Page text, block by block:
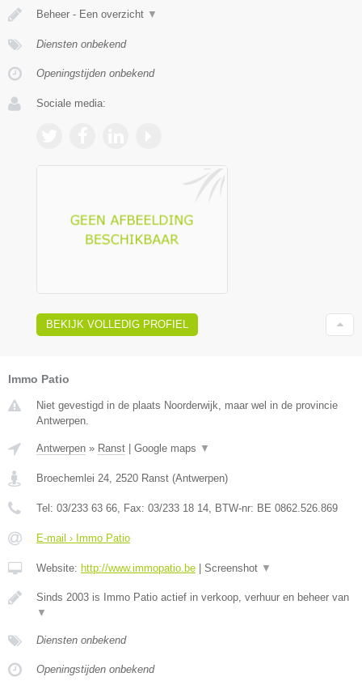
Beheer - Een overzicht ▼
Diensten onbekend
Openingstijden onbekend
Sociale media:
BEKIJK VOLLEDIG PROFIEL
Immo Patio
Niet gevestigd in de plaats Noorderwijk, maar wel in de provincie
Antwerpen.
Antwerpen » Ranst Google maps ▼
Broechemlei 24 2520 Ranst (Antwerpen)
Tel: 03/233 63 66 , Fax: 03/233 18 14 , BTW-nr: BE 0862.526.869
E-mail › Immo Patio
Website: http://www.immopatio.be Screenshot ▼
Sinds 2003 is Immo Patio actief in verkoop, verhuur en beheer van
▼
Diensten onbekend
Openingstijden onbekend